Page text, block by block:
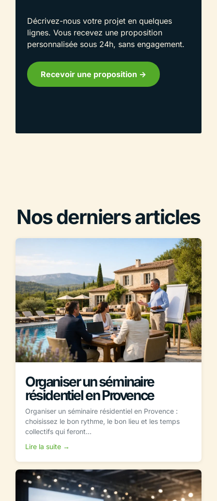
Décrivez-nous votre projet en quelques
lignes. Vous recevez une proposition
personnalisée sous 24h, sans engagement.
Recevoir une proposition ->
Nos derniers articles
Organiser un séminaire
résidentiel en Provence
Organiser un séminaire résidentiel en Provence :
choisissez le bon rythme, le bon lieu et les temps
collectifs qui feront...
Lire la suite →